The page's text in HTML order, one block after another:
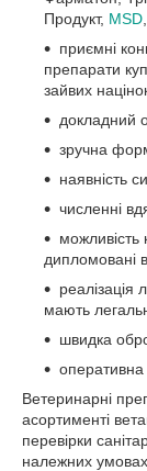
Продукт, MSD
приємні
препарати
зайвих
докладний
зручна
наявність
численні
можливість
дипломовані
мають
швидка
оперативна
Ветеринарні
асортименті
перевірки
належних